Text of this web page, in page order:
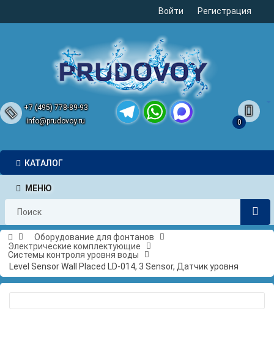
Войти Регистрация
+7 (495) 778-89-93
info@prudovoy.ru
0
КАТАЛОГ
МЕНЮ
Оборудование для фонтанов
Электрические комплектующие
Системы контроля уровня воды
Level Sensor Wall Placed LD-014, 3 Sensor, Датчик уровня